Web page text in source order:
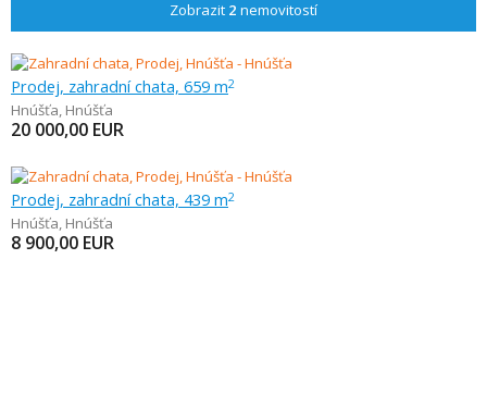
Zobrazit 2 nemovitostí
Prodej, zahradní chata, 659 m2
Hnúšťa, Hnúšťa
20 000,00 EUR
Prodej, zahradní chata, 439 m2
Hnúšťa, Hnúšťa
8 900,00 EUR